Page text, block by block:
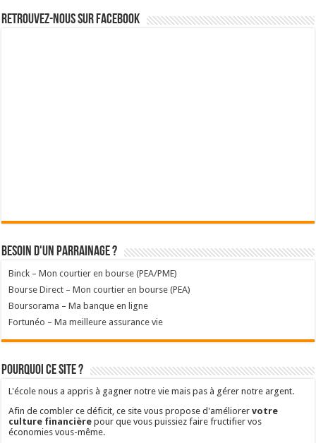
Retrouvez-nous sur Facebook
Besoin d'un parrainage ?
Binck – Mon courtier en bourse (PEA/PME)
Bourse Direct – Mon courtier en bourse (PEA)
Boursorama – Ma banque en ligne
Fortunéo – Ma meilleure assurance vie
Pourquoi ce site ?
L'école nous a appris à gagner notre vie mais pas à gérer notre argent.
Afin de combler ce déficit, ce site vous propose d'améliorervotre
culture financière pour que vous puissiez faire fructifier vos
économies vous-même.